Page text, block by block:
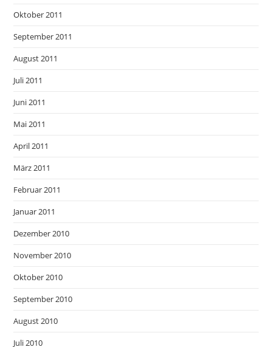
Oktober 2011
September 2011
August 2011
Juli 2011
Juni 2011
Mai 2011
April 2011
März 2011
Februar 2011
Januar 2011
Dezember 2010
November 2010
Oktober 2010
September 2010
August 2010
Juli 2010